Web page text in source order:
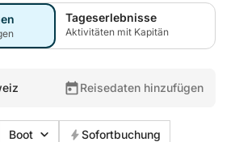
Tageserlebnisse
Aktivitäten mit Kapitän
Reisedaten hinzufügen
Boot Sofortbuchung